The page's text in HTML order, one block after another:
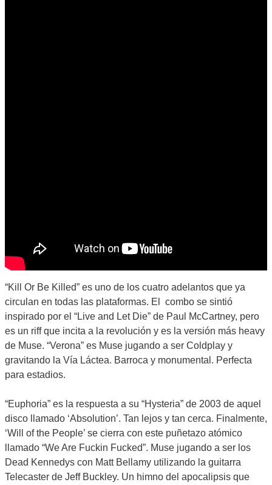
“Kill Or Be Killed” es uno de los cuatro adelantos que ya
circulan en todas las plataformas. El combo se sintió
inspirado por el “Live and Let Die” de Paul McCartney, pero
es un riff que incita a la revolución y es la versión más heavy
de Muse. “Verona” es Muse jugando a ser Coldplay y
gravitando la Vía Láctea. Barroca y monumental. Perfecta
para estadios.
“Euphoria” es la respuesta a su “Hysteria” de 2003 de aquel
disco llamado ‘Absolution’. Tan lejos y tan cerca. Finalmente,
‘Will of the People’ se cierra con este puñetazo atómico
llamado “We Are Fuckin Fucked”. Muse jugando a ser los
Dead Kennedys con Matt Bellamy utilizando la guitarra
Telecaster de Jeff Buckley. Un himno del apocalipsis que